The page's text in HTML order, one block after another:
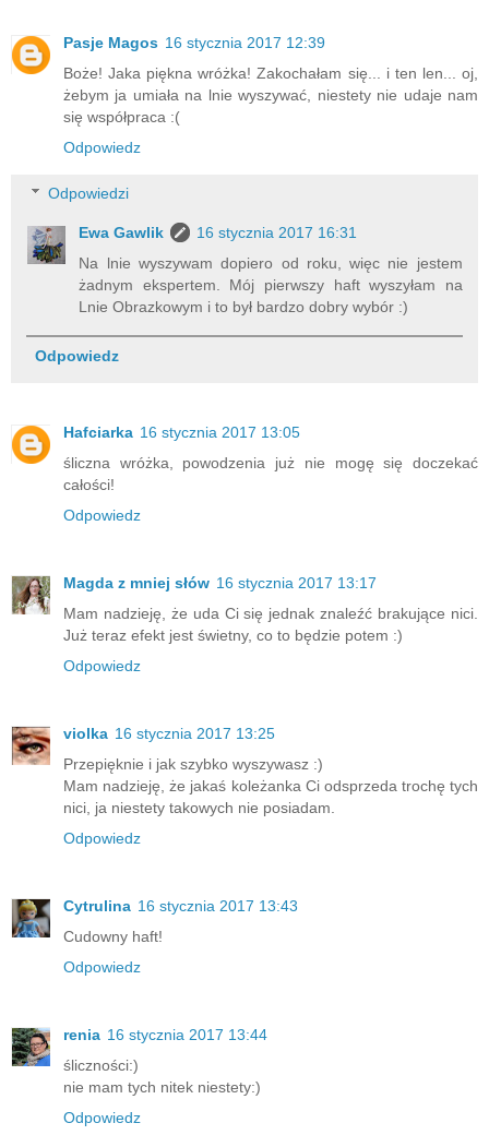
Pasje Magos 16 stycznia 2017 12:39
Boże! Jaka piękna wróżka! Zakochałam się... i ten len... oj,
żebym ja umiała na lnie wyszywać, niestety nie udaje nam
się współpraca :(
Odpowiedz
Odpowiedzi
Ewa Gawlik
16 stycznia 2017 16:31
Na lnie wyszywam dopiero od roku, więc nie jestem
żadnym ekspertem. Mój pierwszy haft wyszyłam na
Lnie Obrazkowym i to był bardzo dobry wybór :)
Odpowiedz
Hafciarka 16 stycznia 2017 13:05
śliczna wróżka, powodzenia już nie mogę się doczekać
całości!
Odpowiedz
Magda z mniej słów 16 stycznia 2017 13:17
Mam nadzieję, że uda Ci się jednak znaleźć brakujące nici.
Już teraz efekt jest świetny, co to będzie potem :)
Odpowiedz
violka 16 stycznia 2017 13:25
Przepięknie i jak szybko wyszywasz :)
Mam nadzieję, że jakaś koleżanka Ci odsprzeda trochę tych
nici, ja niestety takowych nie posiadam.
Odpowiedz
Cytrulina 16 stycznia 2017 13:43
Cudowny haft!
Odpowiedz
renia 16 stycznia 2017 13:44
śliczności:)
nie mam tych nitek niestety:)
Odpowiedz